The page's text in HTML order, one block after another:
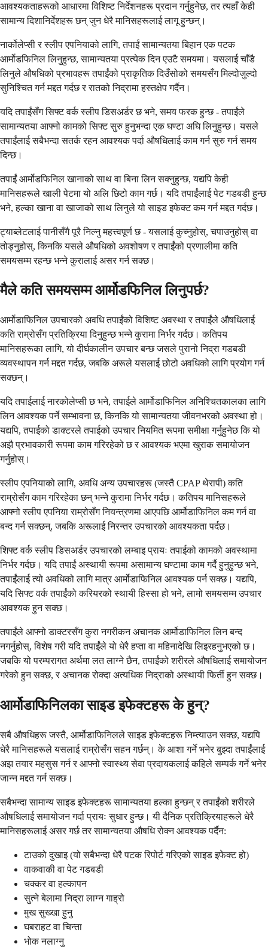
आवश्यकताहरूको आधारमा विशिष्ट निर्देशनहरू प्रदान गर्नुहुनेछ, तर त्यहाँ केही
सामान्य दिशानिर्देशहरू छन् जुन धेरै मानिसहरूलाई लागू हुन्छन्।
नार्कोलेप्सी र स्लीप एपनियाको लागि, तपाईं सामान्यतया बिहान एक पटक
आर्मोडफिनिल लिनुहुन्छ, सामान्यतया प्रत्येक दिन एउटै समयमा। यसलाई चाँडै
लिनुले औषधिको प्रभावहरू तपाईंको प्राकृतिक दिउँसोको समयसँग मिल्दोजुल्दो
सुनिश्चित गर्न मद्दत गर्दछ र रातको निद्रामा हस्तक्षेप गर्दैन।
यदि तपाईंसँग सिफ्ट वर्क स्लीप डिसअर्डर छ भने, समय फरक हुन्छ - तपाईंले
सामान्यतया आफ्नो कामको सिफ्ट सुरु हुनुभन्दा एक घण्टा अघि लिनुहुन्छ। यसले
तपाईंलाई सबैभन्दा सतर्क रहन आवश्यक पर्दा औषधिलाई काम गर्न सुरु गर्न समय
दिन्छ।
तपाईं आर्मोडफिनिल खानाको साथ वा बिना लिन सक्नुहुन्छ, यद्यपि केही
मानिसहरूले खाली पेटमा यो अलि छिटो काम गर्छ। यदि तपाईंलाई पेट गडबडी हुन्छ
भने, हल्का खाना वा खाजाको साथ लिनुले यो साइड इफेक्ट कम गर्न मद्दत गर्दछ।
ट्याब्लेटलाई पानीसँगै पूरै निल्नु महत्त्वपूर्ण छ - यसलाई कुच्नुहोस्, चपाउनुहोस् वा
तोड्नुहोस्, किनकि यसले औषधिको अवशोषण र तपाईंको प्रणालीमा कति
समयसम्म रहन्छ भन्ने कुरालाई असर गर्न सक्छ।
मैले कति समयसम्म आर्मोडफिनिल लिनुपर्छ?
आर्मोडाफिनिल उपचारको अवधि तपाईंको विशिष्ट अवस्था र तपाईंले औषधिलाई
कति राम्रोसँग प्रतिक्रिया दिनुहुन्छ भन्ने कुरामा निर्भर गर्दछ। कतिपय
मानिसहरूका लागि, यो दीर्घकालीन उपचार बन्छ जसले पुरानो निद्रा गडबडी
व्यवस्थापन गर्न मद्दत गर्दछ, जबकि अरूले यसलाई छोटो अवधिको लागि प्रयोग गर्न
सक्छन्।
यदि तपाईलाई नारकोलेप्सी छ भने, तपाईले आर्मोडाफिनिल अनिश्चितकालका लागि
लिन आवश्यक पर्ने सम्भावना छ, किनकि यो सामान्यतया जीवनभरको अवस्था हो।
यद्यपि, तपाईको डाक्टरले तपाईको उपचार नियमित रूपमा समीक्षा गर्नुहुनेछ कि यो
अझै प्रभावकारी रूपमा काम गरिरहेको छ र आवश्यक भएमा खुराक समायोजन
गर्नुहोस्।
स्लीप एपनियाको लागि, अवधि अन्य उपचारहरू (जस्तै CPAP थेरापी) कति
राम्रोसँग काम गरिरहेका छन् भन्ने कुरामा निर्भर गर्दछ। कतिपय मानिसहरूले
आफ्नो स्लीप एपनिया राम्रोसँग नियन्त्रणमा आएपछि आर्मोडाफिनिल कम गर्न वा
बन्द गर्न सक्छन्, जबकि अरूलाई निरन्तर उपचारको आवश्यकता पर्दछ।
शिफ्ट वर्क स्लीप डिसअर्डर उपचारको लम्बाइ प्रायः तपाईको कामको अवस्थामा
निर्भर गर्दछ। यदि तपाईं अस्थायी रूपमा असामान्य घण्टामा काम गर्दै हुनुहुन्छ भने,
तपाईंलाई त्यो अवधिको लागि मात्र आर्मोडाफिनिल आवश्यक पर्न सक्छ। यद्यपि,
यदि सिफ्ट वर्क तपाईंको करियरको स्थायी हिस्सा हो भने, लामो समयसम्म उपचार
आवश्यक हुन सक्छ।
तपाईंले आफ्नो डाक्टरसँग कुरा नगरीकन अचानक आर्मोडाफिनिल लिन बन्द
नगर्नुहोस्, विशेष गरी यदि तपाईंले यो धेरै हप्ता वा महिनादेखि लिइरहनुभएको छ।
जबकि यो परम्परागत अर्थमा लत लाग्ने छैन, तपाईंको शरीरले औषधिलाई समायोजन
गरेको हुन सक्छ, र अचानक रोक्दा अत्यधिक निद्राको अस्थायी फिर्ती हुन सक्छ।
आर्मोडाफिनिलका साइड इफेक्टहरू के हुन्?
सबै औषधिहरू जस्तै, आर्मोडाफिनिलले साइड इफेक्टहरू निम्त्याउन सक्छ, यद्यपि
धेरै मानिसहरूले यसलाई राम्रोसँग सहन गर्छन्। के आशा गर्ने भनेर बुझ्दा तपाईंलाई
अझ तयार महसुस गर्न र आफ्नो स्वास्थ्य सेवा प्रदायकलाई कहिले सम्पर्क गर्ने भनेर
जान्न मद्दत गर्न सक्छ।
सबैभन्दा सामान्य साइड इफेक्टहरू सामान्यतया हल्का हुन्छन् र तपाईंको शरीरले
औषधिलाई समायोजन गर्दा प्रायः सुधार हुन्छ। यी दैनिक प्रतिक्रियाहरूले धेरै
मानिसहरूलाई असर गर्छ तर सामान्यतया औषधि रोक्न आवश्यक पर्दैन:
टाउको दुखाइ (यो सबैभन्दा धेरै पटक रिपोर्ट गरिएको साइड इफेक्ट हो)
वाकवाकी वा पेट गडबडी
चक्कर वा हल्कापन
सुत्ने बेलामा निद्रा लाग्न गाह्रो
मुख सुख्खा हुनु
घबराहट वा चिन्ता
भोक नलाग्नु